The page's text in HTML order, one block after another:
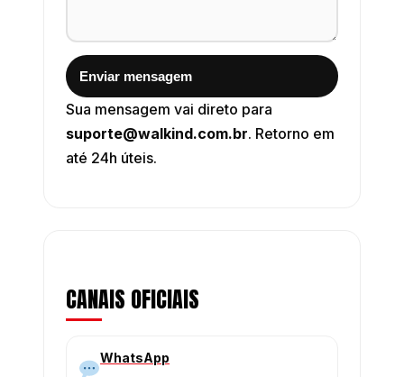
Enviar mensagem
Sua mensagem vai direto para
suporte@walkind.com.br. Retorno em
até 24h úteis.
CANAIS OFICIAIS
WhatsApp